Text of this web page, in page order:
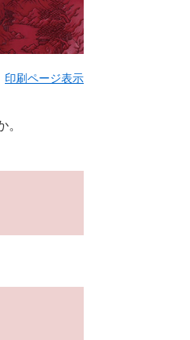
印刷ページ表示